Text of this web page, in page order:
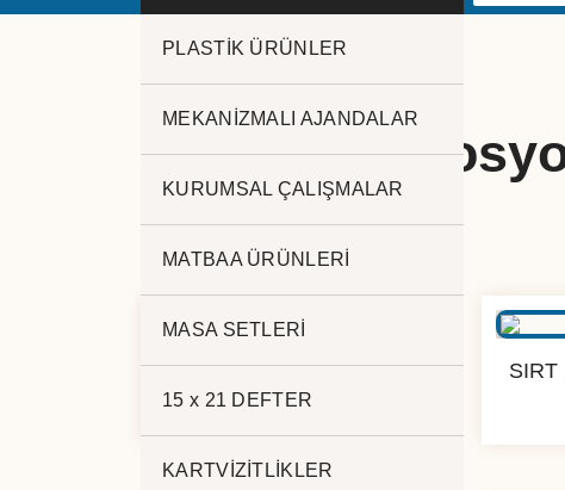
PLASTİK ÜRÜNLER
MEKANİZMALI AJANDALAR
KURUMSAL ÇALIŞMALAR
MATBAA ÜRÜNLERİ
MASA SETLERİ
15 x 21 DEFTER
KARTVİZİTLİKLER
İmalat
SIRT LAPTOP ÇANTASI
1911
SIRT